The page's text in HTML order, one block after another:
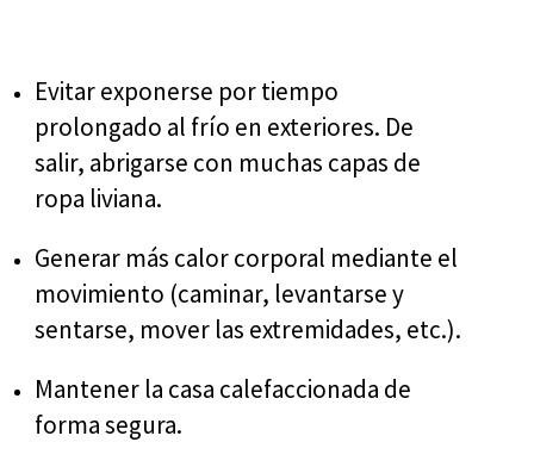
Evitar exponerse por tiempo
prolongado al frío en exteriores. De
salir, abrigarse con muchas capas de
ropa liviana.
Generar más calor corporal mediante el
movimiento (caminar, levantarse y
sentarse, mover las extremidades, etc.).
Mantener la casa calefaccionada de
forma segura.